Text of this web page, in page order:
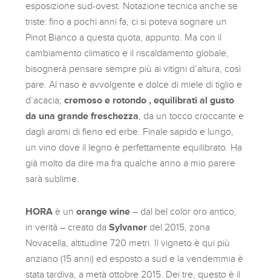
esposizione sud-ovest. Notazione tecnica anche se
triste: fino a pochi anni fa, ci si poteva sognare un
Pinot Bianco a questa quota, appunto. Ma con il
cambiamento climatico e il riscaldamento globale,
bisognerà pensare sempre più ai vitigni d’altura, così
pare. Al naso è avvolgente e dolce di miele di tiglio e
d’acacia;cremoso e rotondo , equilibrati al gusto
da una grande freschezza , da un tocco croccante e
dagli aromi di fieno ed erbe. Finale sapido e lungo,
un vino dove il legno è perfettamente equilibrato. Ha
già molto da dire ma fra qualche anno a mio parere
sarà sublime.
HORA è unorange wine– dal bel color oro antico,
in verità – creato daSylvaner del 2015, zona
Novacella, altitudine 720 metri. Il vigneto è qui più
anziano (15 anni) ed esposto a sud e la vendemmia è
stata tardiva, a metà ottobre 2015. Dei tre, questo è il